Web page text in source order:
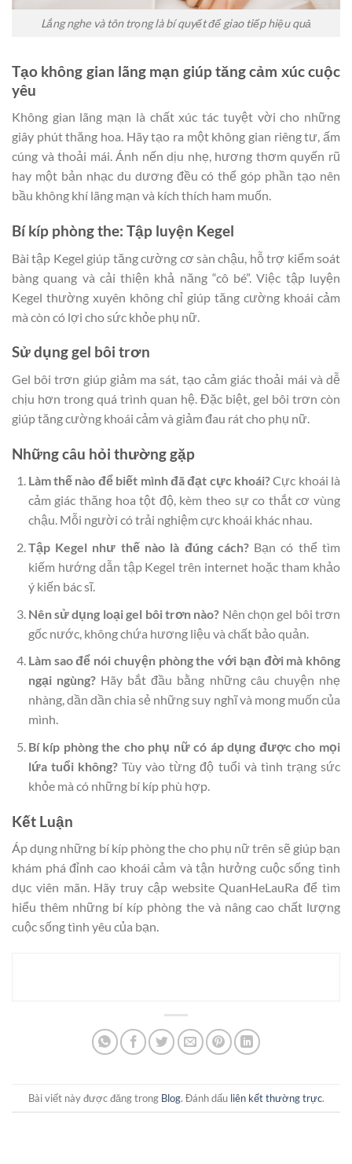
Lắng nghe và tôn trọng là bí quyết để giao tiếp hiệu quả
Tạo không gian lãng mạn giúp tăng cảm xúc cuộc
yêu
Không gian lãng mạn là chất xúc tác tuyệt vời cho những
giây phút thăng hoa. Hãy tạo ra một không gian riêng tư, ấm
cúng và thoải mái. Ánh nến dịu nhẹ, hương thơm quyến rũ
hay một bản nhạc du dương đều có thể góp phần tạo nên
bầu không khí lãng mạn và kích thích ham muốn.
Bí kíp phòng the: Tập luyện Kegel
Bài tập Kegel giúp tăng cường cơ sàn chậu, hỗ trợ kiểm soát
bàng quang và cải thiện khả năng “cô bé”. Việc tập luyện
Kegel thường xuyên không chỉ giúp tăng cường khoái cảm
mà còn có lợi cho sức khỏe phụ nữ.
Sử dụng gel bôi trơn
Gel bôi trơn giúp giảm ma sát, tạo cảm giác thoải mái và dễ
chịu hơn trong quá trình quan hệ. Đặc biệt, gel bôi trơn còn
giúp tăng cường khoái cảm và giảm đau rát cho phụ nữ.
Những câu hỏi thường gặp
Làm thế nào để biết mình đã đạt cực khoái?Cực khoái là
cảm giác thăng hoa tột độ, kèm theo sự co thắt cơ vùng
chậu. Mỗi người có trải nghiệm cực khoái khác nhau.
Tập Kegel như thế nào là đúng cách?Bạn có thể tìm
kiếm hướng dẫn tập Kegel trên internet hoặc tham khảo
ý kiến bác sĩ.
Nên sử dụng loại gel bôi trơn nào? Nên chọn gel bôi trơn
gốc nước, không chứa hương liệu và chất bảo quản.
Làm sao để nói chuyện phòng the với bạn đời mà không
ngại ngùng?Hãy bắt đầu bằng những câu chuyện nhẹ
nhàng, dần dần chia sẻ những suy nghĩ và mong muốn của
mình.
Bí kíp phòng the cho phụ nữ có áp dụng được cho mọi
lứa tuổi không? Tùy vào từng độ tuổi và tình trạng sức
khỏe mà có những bí kíp phù hợp.
Kết Luận
Áp dụng những bí kíp phòng the cho phụ nữ trên sẽ giúp bạn
khám phá đỉnh cao khoái cảm và tận hưởng cuộc sống tình
dục viên mãn. Hãy truy cập website QuanHeLauRa để tìm
hiểu thêm những bí kíp phòng the và nâng cao chất lượng
cuộc sống tình yêu của bạn.
Bài viết này được đăng trong Blog. Đánh dấu liên kết thường trực.